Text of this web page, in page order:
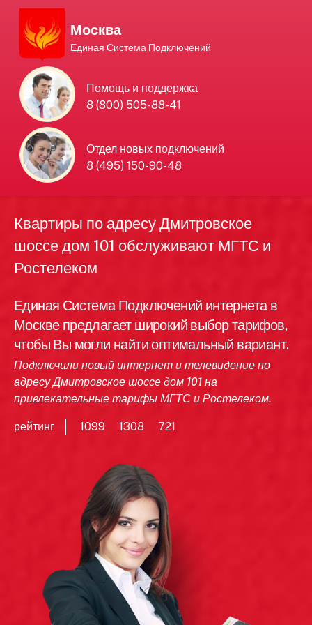
Москва
Единая Система Подключений
Помощь и поддержка
8 (800) 505-88-41
Отдел новых подключений
8 (495) 150-90-48
Единая Система
Подключений
нового интернета и
телевидения в Москве
Квартиры по адресу Дмитровское
шоссе дом 101 обслуживают МГТС и
Ростелеком
Единая Система Подключений интернета в
Москве предлагает широкий выбор тарифов,
чтобы Вы могли найти оптимальный вариант.
Подключили новый интернет и телевидение по
адресу Дмитровское шоссе дом 101 на
привлекательные тарифы МГТС и Ростелеком.
рейтинг 1099 1308 721